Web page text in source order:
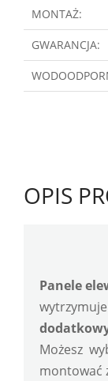
MONTAŻ:
GWARANCJA:
OPIS
Panele
Możesz
montować